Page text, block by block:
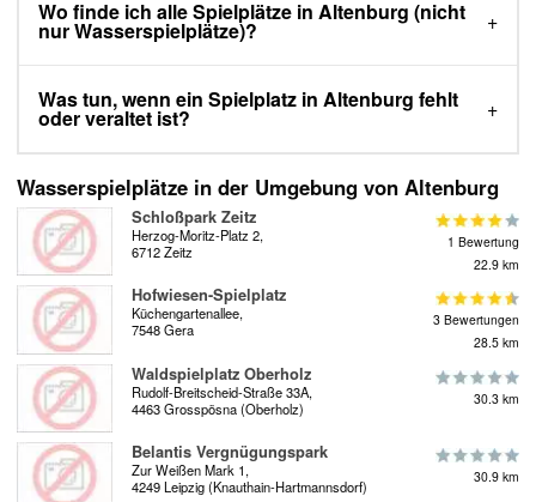
Wo finde ich alle Spielplätze in Altenburg (nicht
nur Wasserspielplätze)?
Was tun, wenn ein Spielplatz in Altenburg fehlt
oder veraltet ist?
Wasserspielplätze in der Umgebung von Altenburg
Schloßpark Zeitz
Herzog-Moritz-Platz 2,
6712 Zeitz
1 Bewertung
22.9 km
Hofwiesen-Spielplatz
Küchengartenallee,
7548 Gera
3 Bewertungen
28.5 km
Waldspielplatz Oberholz
Rudolf-Breitscheid-Straße 33A,
4463 Grosspösna (Oberholz)
30.3 km
Belantis Vergnügungspark
Zur Weißen Mark 1,
4249 Leipzig (Knauthain-Hartmannsdorf)
30.9 km